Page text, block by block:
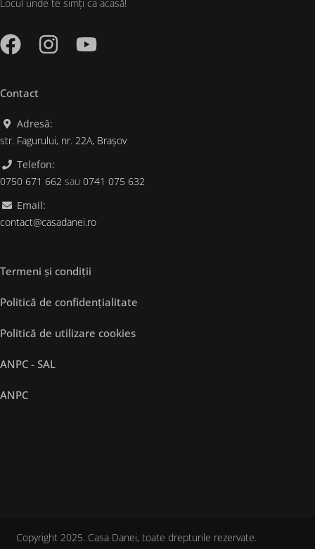
Locul unde te simți ca acasă!
Contact
Adresă:
str. Fagurului, nr. 22A, Brașov
Telefon:
0750 671 662 sau 0741 075 632
Email:
contact@casadanei.ro
Termeni și condiții
Politică de confidențialitate
Politică de utilizare cookies
ANPC - SAL
ANPC
Copyright 2025. Casa Danei, toate drepturile rezervate.